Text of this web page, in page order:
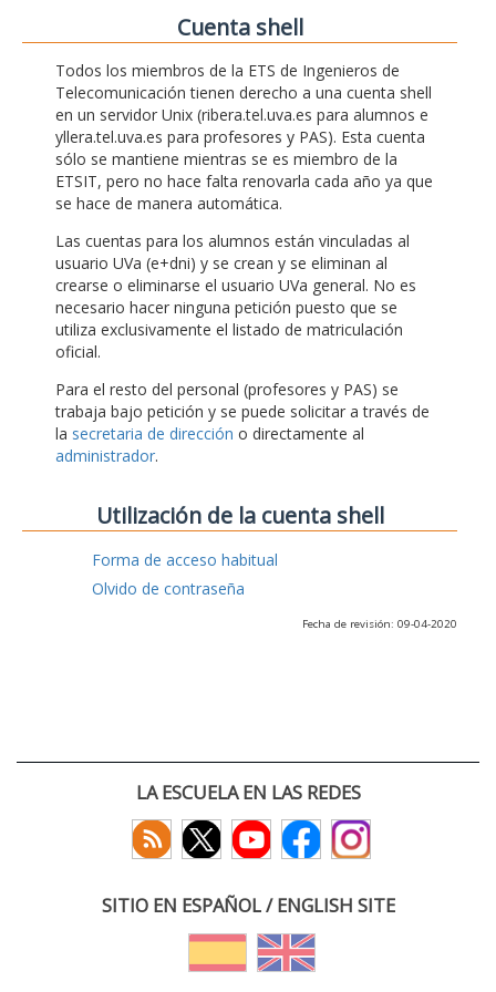
Cuenta shell
Todos los miembros de la ETS de Ingenieros de
Telecomunicación tienen derecho a una cuenta shell
en un servidor Unix (ribera.tel.uva.es para alumnos e
yllera.tel.uva.es para profesores y PAS). Esta cuenta
sólo se mantiene mientras se es miembro de la
ETSIT, pero no hace falta renovarla cada año ya que
se hace de manera automática.
Las cuentas para los alumnos están vinculadas al
usuario UVa (e+dni) y se crean y se eliminan al
crearse o eliminarse el usuario UVa general. No es
necesario hacer ninguna petición puesto que se
utiliza exclusivamente el listado de matriculación
oficial.
Para el resto del personal (profesores y PAS) se
trabaja bajo petición y se puede solicitar a través de
la secretaria de dirección o directamente al
administrador.
Utilización de la cuenta shell
Forma de acceso habitual
Olvido de contraseña
Fecha de revisión: 09-04-2020
LA ESCUELA EN LAS REDES
SITIO EN ESPAÑOL / ENGLISH SITE